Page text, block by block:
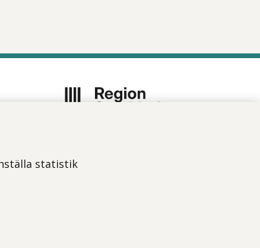
statistikhälso- och sjukvård i Region